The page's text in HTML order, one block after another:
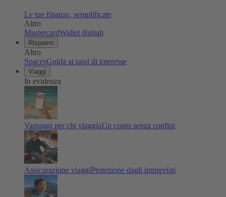
Le tue finanze, semplificate
Altro
MastercardWallet digitali
Risparmi
Altro
SpacesGuida ai tassi di interesse
Viaggi
In evidenza
Vantaggi per chi viaggiaUn conto senza confini
Assicurazione viaggiProtezione dagli imprevisti